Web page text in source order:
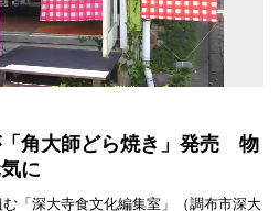
角大師どら焼き」発売 物
に
「深大寺食文化編集室」（調布市深大